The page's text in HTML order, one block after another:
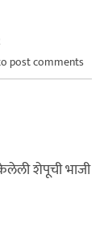
post comments
शेपूची भाजी